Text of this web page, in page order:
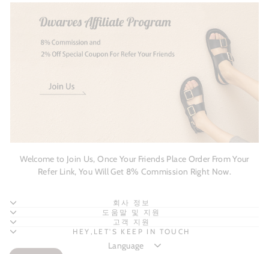
Welcome to Join Us, Once Your Friends Place Order From Your
Refer Link, You Will Get 8% Commission Right Now.
회사 정보
도움말 및 지원
고객 지원
HEY,LET'S KEEP IN TOUCH